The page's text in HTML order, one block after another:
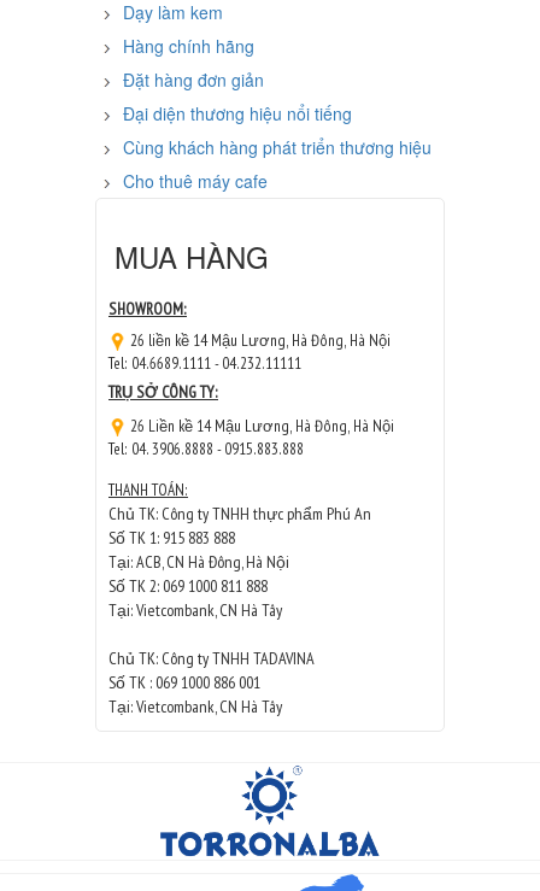
Dạy làm kem
Hàng chính hãng
Đặt hàng đơn giản
Đại diện thương hiệu nổi tiếng
Cùng khách hàng phát triển thương hiệu
Cho thuê máy cafe
MUA HÀNG
SHOWROOM:
26 liền kề 14 Mậu Lương, Hà Đông, Hà Nội
Tel: 04.6689.1111 - 04.232.11111
TRỤ SỞ CÔNG TY:
26 Liền kề 14 Mậu Lương, Hà Đông, Hà Nội
Tel: 04. 3906.8888 - 0915.883.888
THANH TOÁN:
Chủ TK: Công ty TNHH thực phẩm Phú An
Số TK 1: 915 883 888
Tại: ACB, CN Hà Đông, Hà Nội
Số TK 2: 069 1000 811 888
Tại: Vietcombank, CN Hà Tây
Chủ TK: Công ty TNHH TADAVINA
Số TK : 069 1000 886 001
Tại: Vietcombank, CN Hà Tây